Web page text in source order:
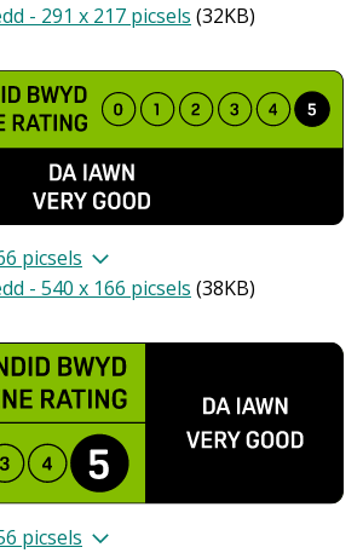
- 291 x 217 picsels (32KB)
picsels
- 540 x 166 picsels (38KB)
picsels